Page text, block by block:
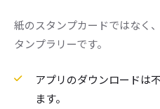
紙のスタンプカードではなく
タンプラリーです。
アプリのダウンロードは
ます。